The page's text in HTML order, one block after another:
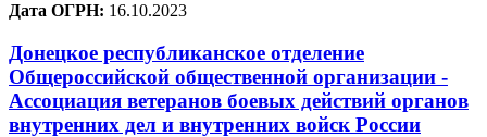
Дата ОГРН: 16.10.2023
Донецкое республиканское отделение
Общероссийской общественной организации -
Ассоциация ветеранов боевых действий органов
внутренних дел и внутренних войск России